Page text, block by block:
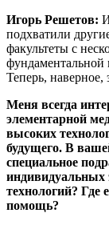
Игорь Решетов:
подхватили
факультеты с
Теперь, наверное,
Меня всегда
элементарной
высоких
будущего. В
специальное
индивидуальных
технологий?
помощь?